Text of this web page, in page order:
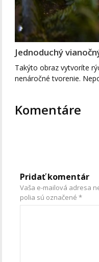
Jednoduchý
Takýto obraz vytvoríte
nenáročné tvorenie.
Komentáre
Pridať komentár
Vaša e-mailová adresa
polia sú označené*